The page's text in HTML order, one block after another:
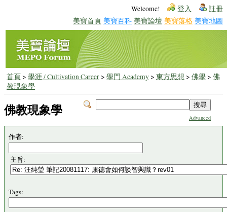
Welcome! 登入 註冊
美寶首頁 美寶百科 美寶論壇 美寶落格 美寶地圖
首頁> 學涯 / Cultivation Career> 學門 Academy> 東方思想 > 佛學> 佛
教現象學
Advanced
佛教現象學
作者:
主旨:
Tags: